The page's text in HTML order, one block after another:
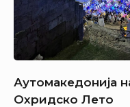
Аутомакедонија
Охридско Лето